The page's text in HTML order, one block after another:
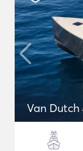
Van Dutch